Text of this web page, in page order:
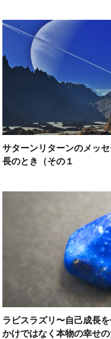
サターンリターンのメッ
長のとき（その１
ラピスラズリ〜自己成長
かけではなく本物の幸せ